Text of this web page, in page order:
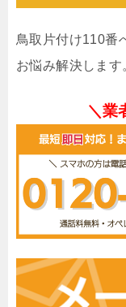
鳥取片付け110番
お悩み解決します
＼業